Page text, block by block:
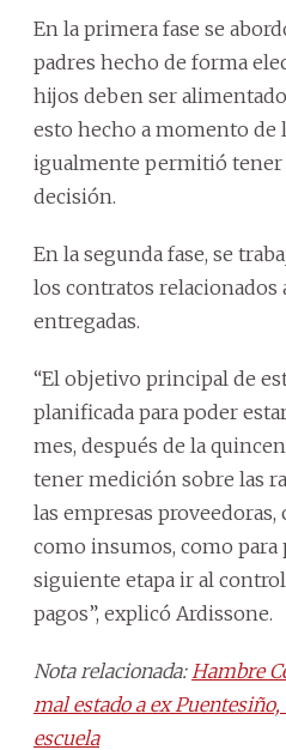
En la primera fase se
padres hecho de forma
hijos deben ser
esto hecho a momento de
igualmente permitió tener
decisión.
En la segunda fase, se
los contratos relacionados
entregadas.
“El objetivo principal de
planificada para poder
mes, después de la
tener medición sobre las
las empresas
como insumos, como
siguiente etapa ir al
pagos”, explicó Ardissone.
Nota relacionada:Hambre
mal estado a ex
escuela